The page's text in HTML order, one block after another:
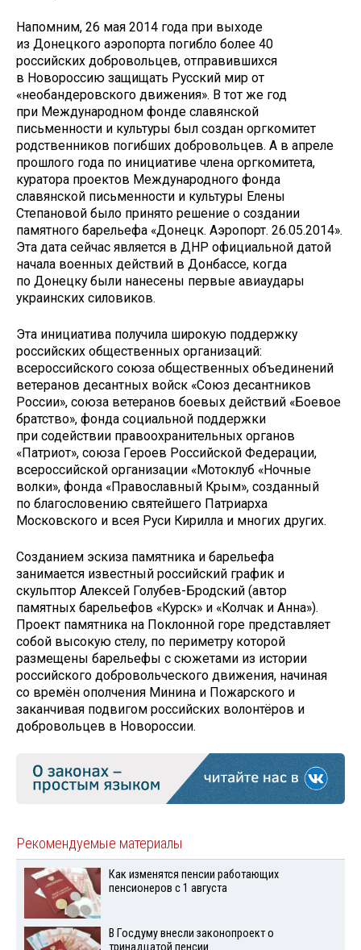
Напомним, 26 мая 2014 года при выходе
из Донецкого аэропорта погибло более 40
российских добровольцев, отправившихся
в Новороссию защищать Русский мир от
«необандеровского движения». В тот же год
при Международном фонде славянской
письменности и культуры был создан оргкомитет
родственников погибших добровольцев. А в апреле
прошлого года по инициативе члена оргкомитета,
куратора проектов Международного фонда
славянской письменности и культуры Елены
Степановой было принято решение о создании
памятного барельефа «Донецк. Аэропорт. 26.05.2014».
Эта дата сейчас является в ДНР официальной датой
начала военных действий в Донбассе, когда
по Донецку были нанесены первые авиаудары
украинских силовиков.
Эта инициатива получила широкую поддержку
российских общественных организаций:
всероссийского союза общественных объединений
ветеранов десантных войск «Союз десантников
России», союза ветеранов боевых действий «Боевое
братство», фонда социальной поддержки
при содействии правоохранительных органов
«Патриот», союза Героев Российской Федерации,
всероссийской организации «Мотоклуб «Ночные
волки», фонда «Православный Крым», созданный
по благословению святейшего Патриарха
Московского и всея Руси Кирилла и многих других.
Созданием эскиза памятника и барельефа
занимается известный российский график и
скульптор Алексей Голубев-Бродский (автор
памятных барельефов «Курск» и «Колчак и Анна»).
Проект памятника на Поклонной горе представляет
собой высокую стелу, по периметру которой
размещены барельефы с сюжетами из истории
российского добровольческого движения, начиная
со времён ополчения Минина и Пожарского и
заканчивая подвигом российских волонтёров и
добровольцев в Новороссии.
Рекомендуемые материалы
Как изменятся пенсии работающих
пенсионеров с 1 августа
В Госдуму внесли законопроект о
тринадцатой пенсии